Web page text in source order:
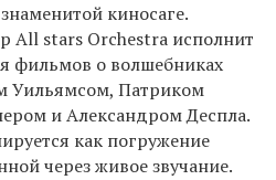
киносаге.
All stars Orchestra исполнит
фильмов о волшебниках
Уильямсом, Патриком
и Александром Деспла.
как погружение
через живое звучание.